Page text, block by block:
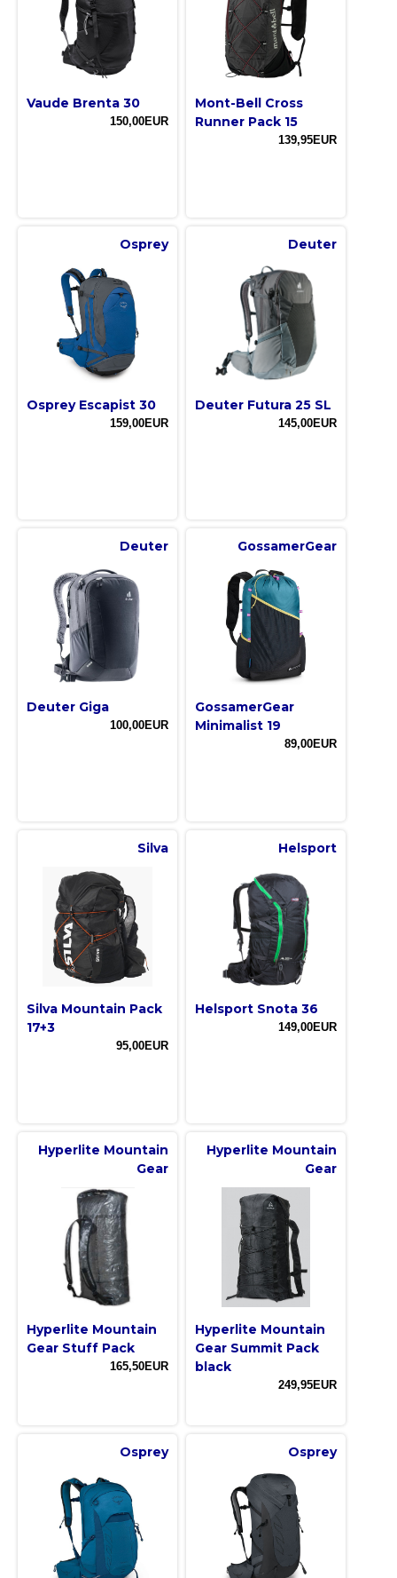
Vaude Brenta 30
150,00EUR
Mont-Bell Cross
Runner Pack 15
139,95EUR
Osprey
Osprey Escapist 30
159,00EUR
Deuter
Deuter Futura 25 SL
145,00EUR
Deuter
Deuter Giga
100,00EUR
GossamerGear
GossamerGear
Minimalist 19
89,00EUR
Silva
Silva Mountain Pack
17+3
95,00EUR
Helsport
Helsport Snota 36
149,00EUR
Hyperlite Mountain
Gear
Hyperlite Mountain
Gear Stuff Pack
165,50EUR
Hyperlite Mountain
Gear
Hyperlite Mountain
Gear Summit Pack
black
249,95EUR
Osprey Osprey